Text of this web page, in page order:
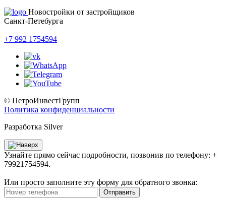
Новостройки от застройщиков
Санкт-Петебурга
+7 992 1754594
© ПетроИнвестГрупп
Политика конфиденциальности
Разработка Silver
Узнайте прямо сейчас подробности, позвонив по телефону: +
79921754594.
Или просто заполните эту форму для обратного звонка:
Отправить